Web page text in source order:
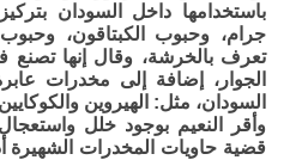
جرام، وحبوب الكبتاقون،
تعرف بالخرشة، وقال إنها
الجوار، إضافة إلى مخدرات
السودان، مثل: الهيروين
وأقر النعيم بوجود خلل
قضية حاويات المخدرات الشهيرة